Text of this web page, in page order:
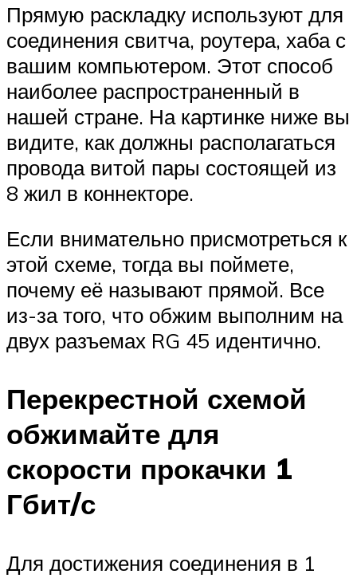
Прямую раскладку используют для
соединения свитча, роутера, хаба с
вашим компьютером. Этот способ
наиболее распространенный в
нашей стране. На картинке ниже вы
видите, как должны располагаться
провода витой пары состоящей из
8 жил в коннекторе.
Если внимательно присмотреться к
этой схеме, тогда вы поймете,
почему её называют прямой. Все
из-за того, что обжим выполним на
двух разъемах RG 45 идентично.
Перекрестной схемой
обжимайте для
скорости прокачки 1
Гбит/с
Для достижения соединения в 1